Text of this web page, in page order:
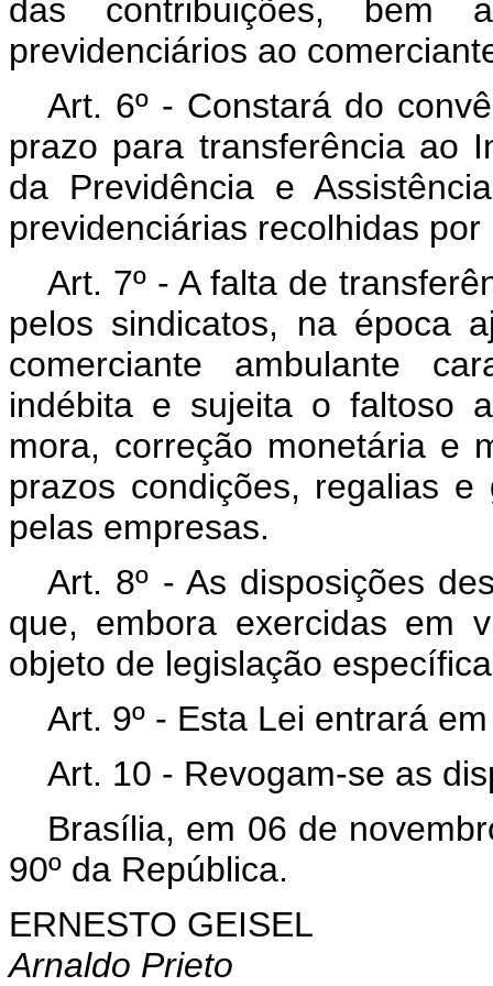
das contribuições, bem
previdenciários ao
Art. 6º - Constará do
prazo para transferência ao
da Previdência e
previdenciárias recolhidas
Art. 7º - A falta de
pelos sindicatos, na época
comerciante ambulante
indébita e sujeita o faltoso
mora, correção monetária e
prazos condições, regalias
pelas empresas.
Art. 8º - As disposições
que, embora exercidas em
objeto de legislação
Art. 9º - Esta Lei entrará
Art. 10 - Revogam-se as
Brasília, em 06 de
90º da República.
ERNESTO GEISEL
Arnaldo Prieto